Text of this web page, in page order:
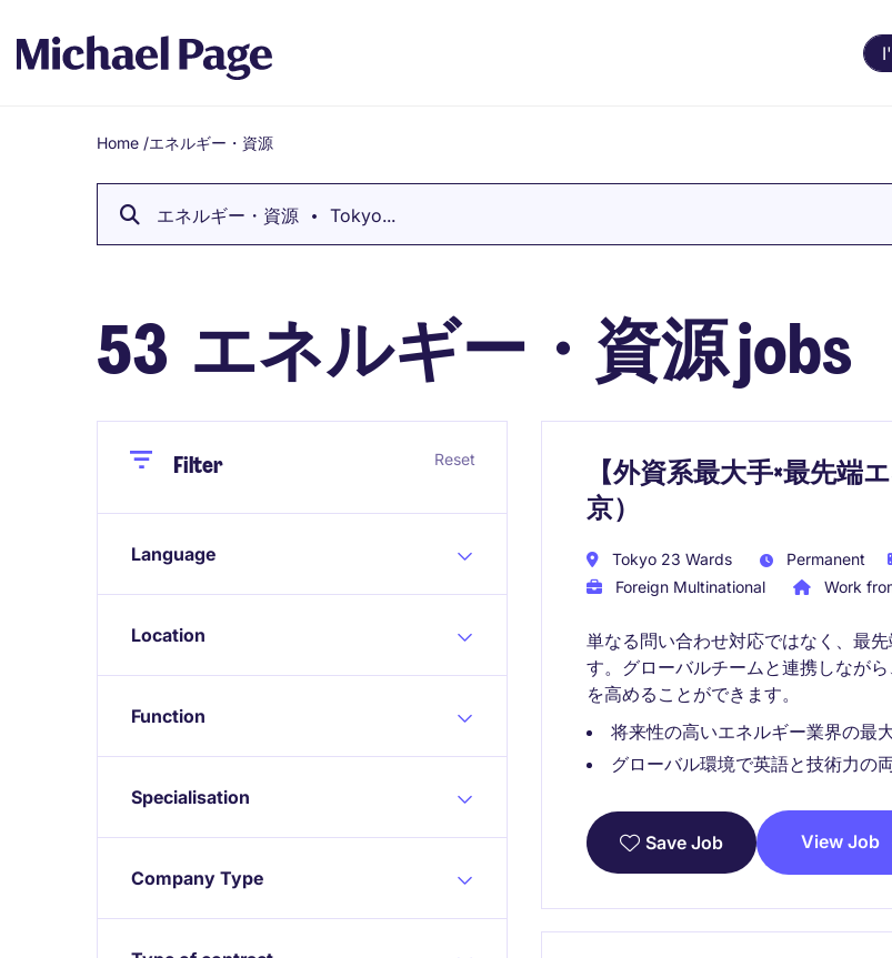
Breadcrumb
Home /エネルギー・資源
エネルギー・資源 Tokyo...
53 エネルギー・資源 jobs
CloseFilter Reset
Language
Location
Function
Specialisation
Company Type
【外資系最大手×最先
京）
Tokyo 23 Wards Permanent
Foreign Multinational
Work
単なる問い合わせ対応ではなく、最
す。グローバルチームと連携しなが
を高めることができます。
将来性の高いエネルギー業界の最
グローバル環境で英語と技術力の
Save Job View Job